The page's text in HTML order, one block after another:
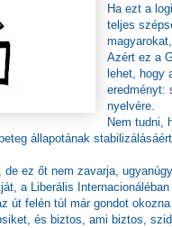
Ha ezt a
teljes
Azért ez a
lehet, hogy
eredményt:
nyelvére.
Nem tudni,
állapotának stabilizálásáért.
de ez őt nem zavarja,
a Liberális
út felén túl már gondot
és biztos, ami biztos,